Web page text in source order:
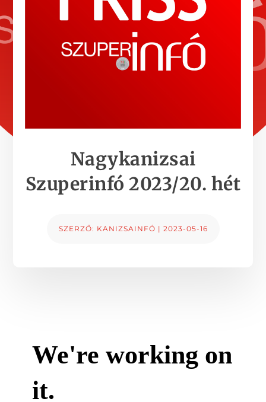
Nagykanizsai
Szuperinfó 2023/20. hét
SZERZŐ: KANIZSAINFÓ | 2023-05-16